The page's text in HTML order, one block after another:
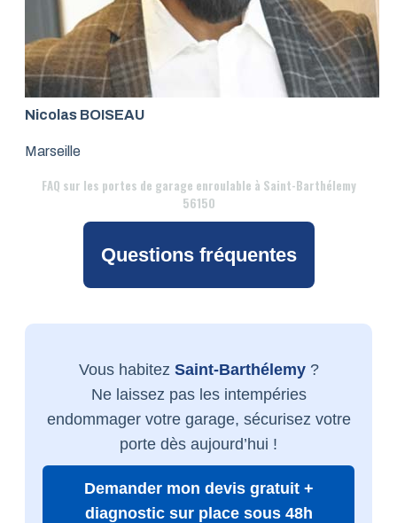
Nicolas BOISEAU
Marseille
FAQ sur les portes de garage enroulable à Saint-Barthélemy
56150
Questions fréquentes
Vous habitez Saint-Barthélemy?
Ne laissez pas les intempéries
endommager votre garage, sécurisez votre
porte dès aujourd’hui !
Demander mon devis gratuit +
diagnostic sur place sous 48h